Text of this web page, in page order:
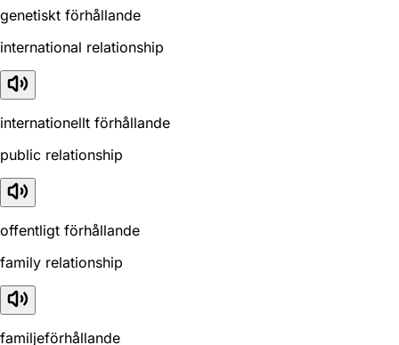
genetiskt förhållande
international relationship
internationellt förhållande
public relationship
offentligt förhållande
family relationship
familjeförhållande